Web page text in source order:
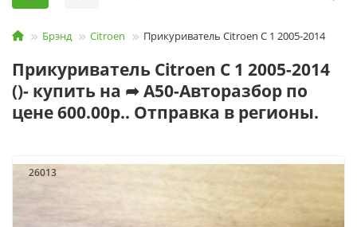
Брэнд Citroen Прикуриватель Citroen C 1 2005-2014
Прикуриватель Citroen C 1 2005-2014
()- купить на ➦ А50-Авторазбор по
цене 600.00р.. Отправка в регионы.
26013